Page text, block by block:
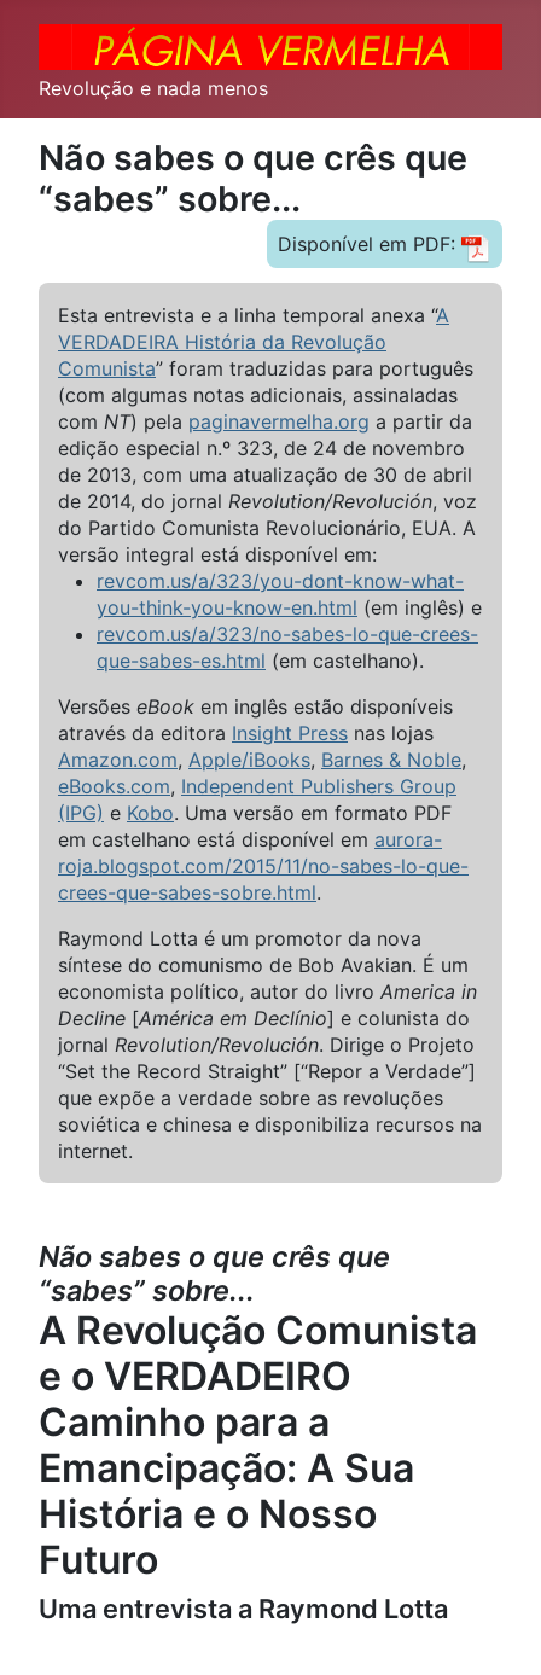
Revolução e nada menos
Não sabes o que crês que
“sabes” sobre...
Disponível em PDF:
Esta entrevista e a linha temporal anexa “A
VERDADEIRA História da Revolução
Comunista” foram traduzidas para português
(com algumas notas adicionais, assinaladas
com NT) pela paginavermelha.org a partir da
edição especial n.º 323, de 24 de novembro
de 2013, com uma atualização de 30 de abril
de 2014, do jornal Revolution/Revolución, voz
do Partido Comunista Revolucionário, EUA. A
versão integral está disponível em:
revcom.us/a/323/you-dont-know-what-
you-think-you-know-en.html (em inglês) e
revcom.us/a/323/no-sabes-lo-que-crees-
que-sabes-es.html (em castelhano).
Versões eBook em inglês estão disponíveis
através da editora Insight Press nas lojas
Amazon.com, Apple/iBooks, Barnes & Noble,
eBooks.com, Independent Publishers Group
(IPG) e Kobo. Uma versão em formato PDF
em castelhano está disponível em aurora-
roja.blogspot.com/2015/11/no-sabes-lo-que-
crees-que-sabes-sobre.html.
Raymond Lotta é um promotor da nova
síntese do comunismo de Bob Avakian. É um
economista político, autor do livro America in
Decline [América em Declínio] e colunista do
jornal Revolution/Revolución. Dirige o Projeto
“Set the Record Straight” [“Repor a Verdade”]
que expõe a verdade sobre as revoluções
soviética e chinesa e disponibiliza recursos na
internet.
Não sabes o que crês que
“sabes” sobre...
A Revolução Comunista
e o VERDADEIRO
Caminho para a
Emancipação: A Sua
História e o Nosso
Futuro
Uma entrevista a Raymond Lotta